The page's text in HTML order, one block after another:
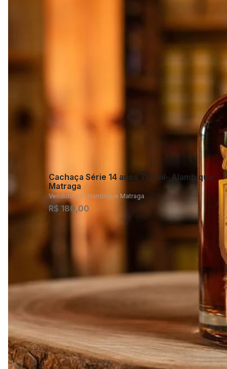
Cachaça Série 14 anos 700ml- Alambique
Matraga
Vendido por Alambique Matraga
R$ 180,00